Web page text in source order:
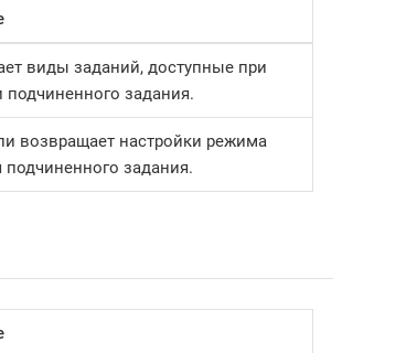
виды заданий, доступные при
подчиненного задания.
возвращает настройки режима
подчиненного задания.